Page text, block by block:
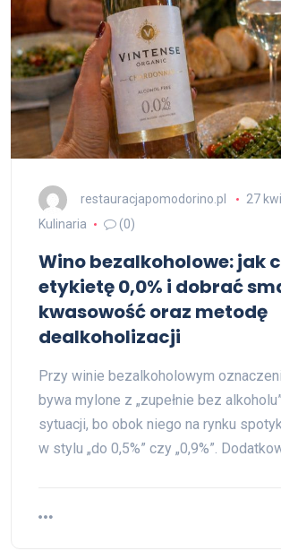
restauracjapomodorino.pl
27
Kulinaria
(0)
Wino bezalkoholowe: jak
etykietę 0,0% i dobrać
kwasowość oraz metodę
dealkoholizacji
Przy winie bezalkoholowym
bywa mylone z „zupełnie bez
sytuacji, bo obok niego na rynku
w stylu „do 0,5%” czy „0,9%”.